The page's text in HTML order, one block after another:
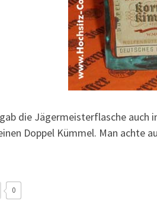
die Jägermeisterflasche auch
Doppel Kümmel. Man achte
0